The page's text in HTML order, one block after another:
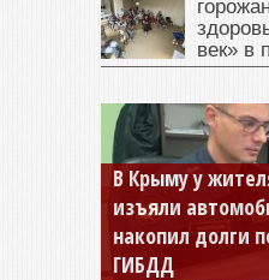
век» в
заплатила 877
долга —